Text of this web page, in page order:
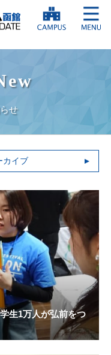
せ
カイブ
生1万人が弘前をつ